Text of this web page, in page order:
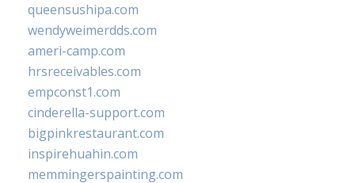
queensushipa.com
wendyweimerdds.com
ameri-camp.com
hrsreceivables.com
empconst1.com
cinderella-support.com
bigpinkrestaurant.com
inspirehuahin.com
memmingerspainting.com